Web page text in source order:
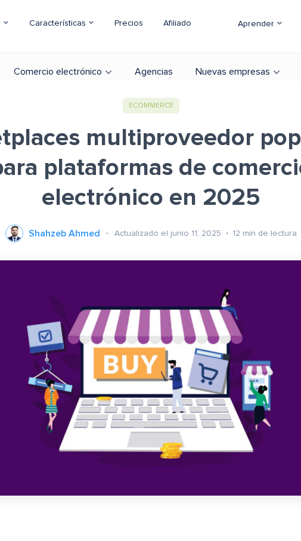
Características Precios Afiliado Aprender
Comercio electrónico Agencias Nuevas empresas
ECOMMERCE
multiproveedor
plataformas de
electrónico en 2025
Shahzeb Ahmed Actualizado el junio 11, 2025 12 min de lectura